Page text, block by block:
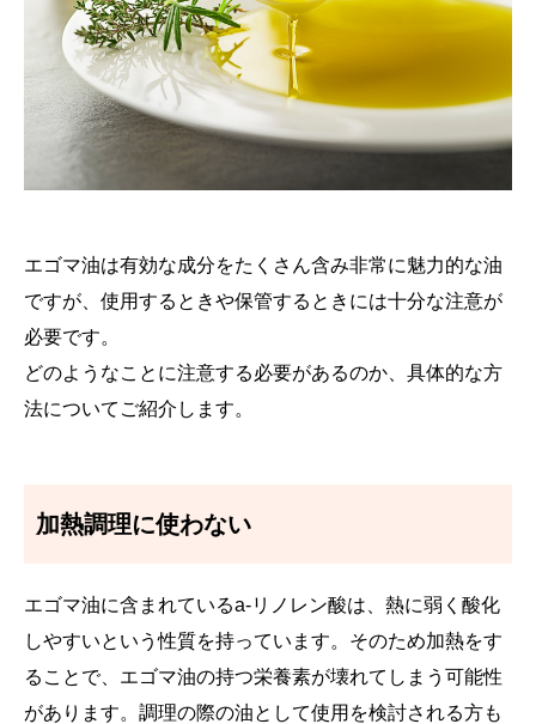
エゴマ油は有効な成分をたくさん含み非常に魅力的な油
ですが、使用するときや保管するときには十分な注意が
必要です。
どのようなことに注意する必要があるのか、具体的な方
法についてご紹介します。
加熱調理に使わない
エゴマ油に含まれているa-リノレン酸は、熱に弱く酸化
しやすいという性質を持っています。そのため加熱をす
ることで、エゴマ油の持つ栄養素が壊れてしまう可能性
があります。調理の際の油として使用を検討される方も